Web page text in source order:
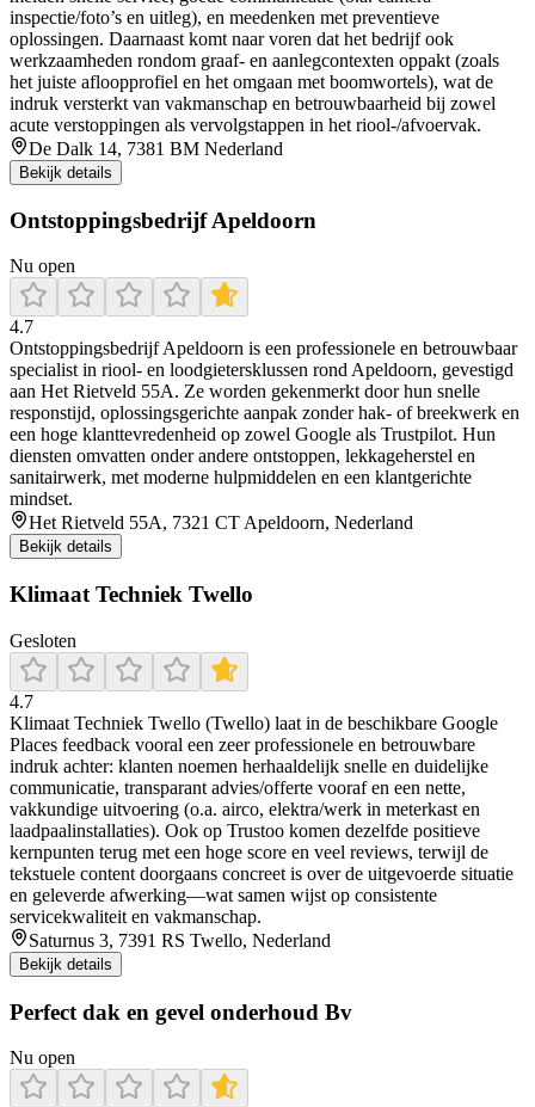
inspectie/foto’s en uitleg), en meedenken met preventieve
oplossingen. Daarnaast komt naar voren dat het bedrijf ook
werkzaamheden rondom graaf- en aanlegcontexten oppakt (zoals
het juiste afloopprofiel en het omgaan met boomwortels), wat de
indruk versterkt van vakmanschap en betrouwbaarheid bij zowel
acute verstoppingen als vervolgstappen in het riool-/afvoervak.
De Dalk 14, 7381 BM Nederland
Bekijk details
Ontstoppingsbedrijf Apeldoorn
Nu open
4.7
Ontstoppingsbedrijf Apeldoorn is een professionele en betrouwbaar
specialist in riool- en loodgietersklussen rond Apeldoorn, gevestigd
aan Het Rietveld 55A. Ze worden gekenmerkt door hun snelle
responstijd, oplossingsgerichte aanpak zonder hak- of breekwerk en
een hoge klanttevredenheid op zowel Google als Trustpilot. Hun
diensten omvatten onder andere ontstoppen, lekkageherstel en
sanitairwerk, met moderne hulpmiddelen en een klantgerichte
mindset.
Het Rietveld 55A, 7321 CT Apeldoorn, Nederland
Bekijk details
Klimaat Techniek Twello
Gesloten
4.7
Klimaat Techniek Twello (Twello) laat in de beschikbare Google
Places feedback vooral een zeer professionele en betrouwbare
indruk achter: klanten noemen herhaaldelijk snelle en duidelijke
communicatie, transparant advies/offerte vooraf en een nette,
vakkundige uitvoering (o.a. airco, elektra/werk in meterkast en
laadpaalinstallaties). Ook op Trustoo komen dezelfde positieve
kernpunten terug met een hoge score en veel reviews, terwijl de
tekstuele content doorgaans concreet is over de uitgevoerde situatie
en geleverde afwerking—wat samen wijst op consistente
servicekwaliteit en vakmanschap.
Saturnus 3, 7391 RS Twello, Nederland
Bekijk details
Perfect dak en gevel onderhoud Bv
Nu open